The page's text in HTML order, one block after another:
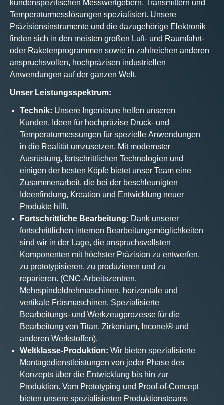
kundenspezifischen Messwertgebern, Transmittern und
Temperaturmesslösungen spezialisiert. Unsere
Präzisionsinstrumente und die dazugehörige Elektronik
finden sich in den meisten großen Luft- und Raumfahrt-
oder Raketenprogrammen sowie in zahlreichen anderen
anspruchsvollen, hochpräzisen industriellen
Anwendungen auf der ganzen Welt.
Unser Leistungsspektrum:
Technik: Unsere Ingenieure helfen unseren
Kunden, Ideen für hochpräzise Druck- und
Temperaturmessungen für spezielle Anwendungen
in die Realität umzusetzen. Mit modernster
Ausrüstung, fortschrittlichen Technologien und
einigen der besten Köpfe bietet unser Team eine
Zusammenarbeit, die bei der beschleunigten
Ideenfindung, Kreation und Entwicklung neuer
Produkte hilft.
Fortschrittliche Bearbeitung: Dank unserer
fortschrittlichen internen Bearbeitungsmöglichkeiten
sind wir in der Lage, die anspruchsvollsten
Komponenten mit höchster Präzision zu entwerfen,
zu prototypisieren, zu produzieren und zu
reparieren. (CNC-Arbeitszentren,
Mehrspindeldrehmaschinen, horizontale und
vertikale Fräsmaschinen. Spezialisierte
Bearbeitungs- und Werkzeugprozesse für die
Bearbeitung von Titan, Zirkonium, Inconel® und
anderen Werkstoffen).
Weltklasse-Produktion: Wir bieten spezialisierte
Montagedienstleistungen von jeder Phase des
Konzepts über die Entwicklung bis hin zur
Produktion. Vom Prototyping und Proof-of-Concept
bieten unsere spezialisierten Produktionsteams